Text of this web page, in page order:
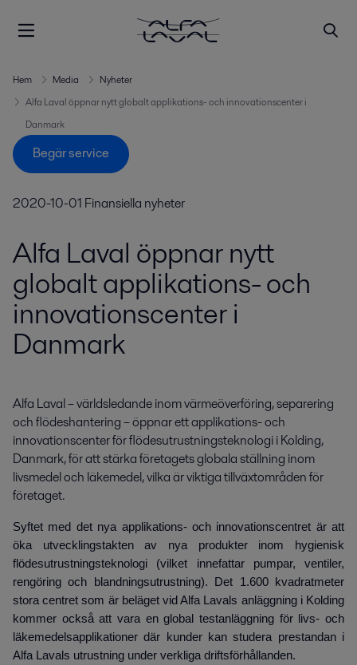
Hem Media
Nyheter
Alfa Laval öppnar nytt globalt applikations- och innovationscenter i
Danmark
Begär service
2020-10-01 Finansiella nyheter
Alfa Laval öppnar nytt
globalt applikations- och
innovationscenter i
Danmark
Alfa Laval – världsledande inom värmeöverföring, separering
och flödeshantering – öppnar ett applikations- och
innovationscenter för flödesutrustningsteknologi i Kolding,
Danmark, för att stärka företagets globala ställning inom
livsmedel och läkemedel, vilka är viktiga tillväxtområden för
företaget.
Syftet med det nya applikations- och innovationscentret är att
öka utvecklingstakten av nya produkter inom hygienisk
flödesutrustningsteknologi (vilket innefattar pumpar, ventiler,
rengöring och blandningsutrustning). Det 1.600 kvadratmeter
stora centret som är beläget vid Alfa Lavals anläggning i Kolding
kommer också att vara en global testanläggning för livs- och
läkemedelsapplikationer där kunder kan studera prestandan i
Alfa Lavals utrustning under verkliga driftsförhållanden.